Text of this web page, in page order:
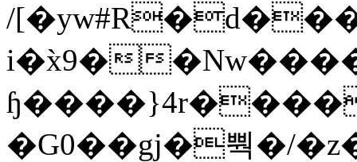
/
i�x̀9�
�G0��gj�뿩�/